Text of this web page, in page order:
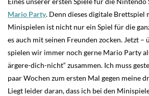
Mario Party. Denn dieses digitale Brettspiel
Minispielen ist nicht nur ein Spiel für die
es auch mit seinen Freunden zocken. Jetzt –
spielen wir immer noch gerne Mario Party
ärgere-dich-nicht“ zusammen. Ich muss
paar Wochen zum ersten Mal gegen meine
Liegt leider daran, dass ich bei den